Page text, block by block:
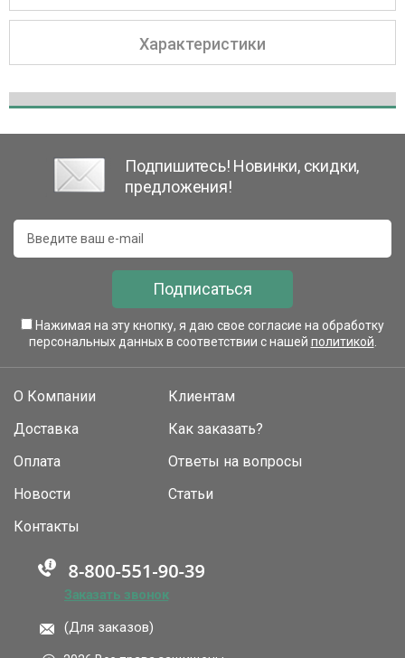
Характеристики
Подпишитесь! Новинки, скидки,
предложения!
Подписаться
Нажимая на эту кнопку, я даю свое согласие на обработку
персональных данных в соответствии с нашей политикой
О Компании
Доставка
Оплата
Новости
Клиентам
Как заказать?
Ответы на вопросы
Статьи
Контакты
Заказать звонок
(Для заказов)